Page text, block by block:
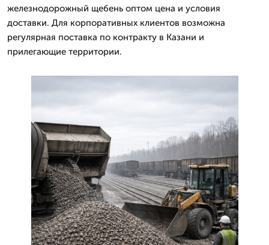
железнодорожный щебень оптом цена и условия
доставки. Для корпоративных клиентов возможна
регулярная поставка по контракту в Казани и
прилегающие территории.